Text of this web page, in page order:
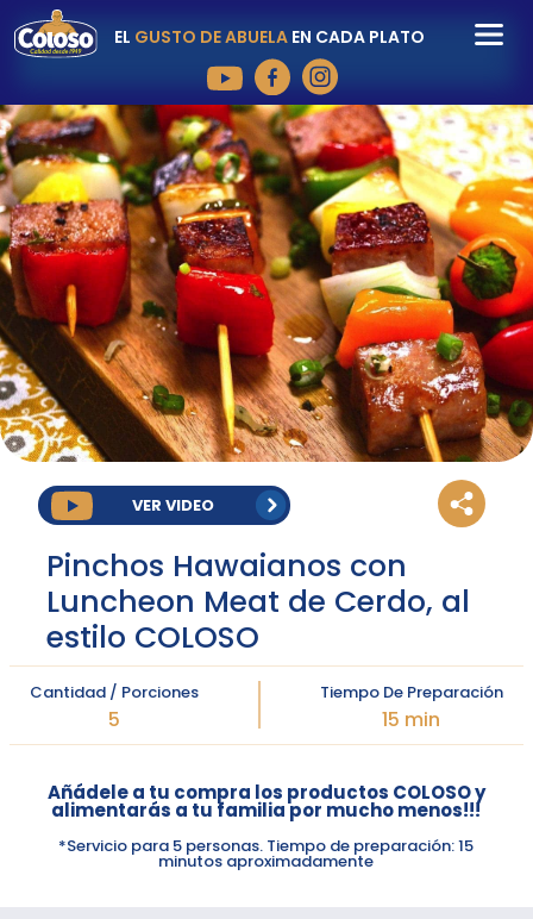
EL GUSTO DE ABUELAEN CADA PLATO
VER VIDEO
Pinchos Hawaianos con
Luncheon Meat de Cerdo, al
estilo COLOSO
Cantidad / Porciones
5
Tiempo De Preparación
15 min
Añádele a tu compra los productos COLOSO y
alimentarás a tu familia por mucho menos!!!
*Servicio para 5 personas. Tiempo de preparación: 15
minutos aproximadamente